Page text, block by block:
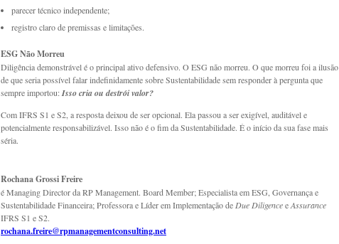
parecer técnico independente;
registro claro de premissas e limitações.
ESG Não Morreu
Diligência demonstrável é o principal ativo defensivo. O ESG não morreu. O que morreu foi a ilusão
de que seria possível falar indefinidamente sobre Sustentabilidade sem responder à pergunta que
sempre importou:Isso cria ou destrói valor?
Com IFRS S1 e S2, a resposta deixou de ser opcional. Ela passou a ser exigível, auditável e
potencialmente responsabilizável. Isso não é o fim da Sustentabilidade. É o início da sua fase mais
séria.
Rochana Grossi Freire
é Managing Director da RP Management. Board Member; Especialista em ESG, Governança e
Sustentabilidade Financeira; Professora e Líder em Implementação deDue DiligenceeAssurance
IFRS S1 e S2.
rochana.freire@rpmanagementconsulting.net